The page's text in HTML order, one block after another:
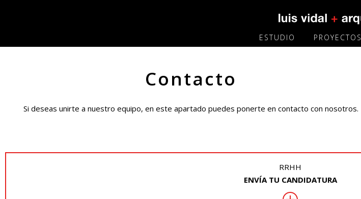
ESTUDIO PROYECTOS
Contacto
Si deseas unirte a nuestro equipo, en este apartado puedes ponerte en contacto con nosotros.
RRHH
ENVÍA TU CANDIDATURA